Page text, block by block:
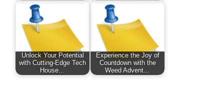
Unlock Your Potential
with Cutting-Edge Tech
House…
Experience the Joy of
Countdown with the
Weed Advent…